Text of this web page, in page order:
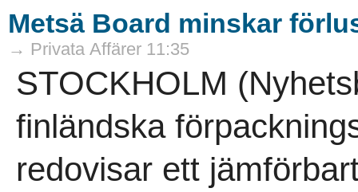
Metsä Board minskar
→ Privata Affärer 11:35
STOCKHOLM
finländska
redovisar ett